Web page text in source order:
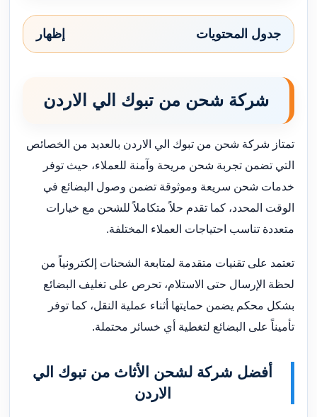
جدول المحتويات إظهار
شركة شحن من تبوك الي الاردن
تمتاز شركة شحن من تبوك الي الاردن بالعديد من الخصائص
التي تضمن تجربة شحن مريحة وآمنة للعملاء، حيث توفر
خدمات شحن سريعة وموثوقة تضمن وصول البضائع في
الوقت المحدد، كما تقدم حلاً متكاملاً للشحن مع خيارات
متعددة تناسب احتياجات العملاء المختلفة.
تعتمد على تقنيات متقدمة لمتابعة الشحنات إلكترونياً من
لحظة الإرسال حتى الاستلام، تحرص على تغليف البضائع
بشكل محكم يضمن حمايتها أثناء عملية النقل، كما توفر
تأميناً على البضائع لتغطية أي خسائر محتملة.
أفضل شركة لشحن الأثاث من تبوك الي
الاردن